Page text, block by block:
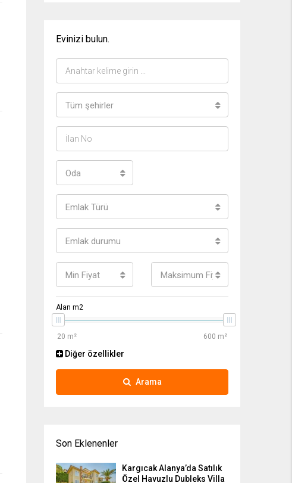
Evinizi bulun.
Tüm şehirler
Oda
Emlak Türü
Emlak durumu
Min Fiyat Maksimum Fiyat
Alan m2
Diğer özellikler
Arama
Son Eklenenler
Kargıcak Alanya’da Satılık
Özel Havuzlu Dubleks Villa